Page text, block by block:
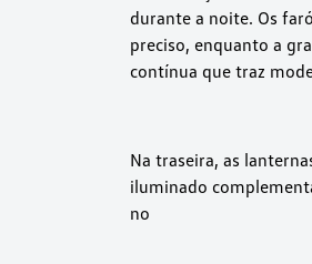
durante a noite. Os
preciso, enquanto a
contínua que traz
Na traseira, as
iluminado
no